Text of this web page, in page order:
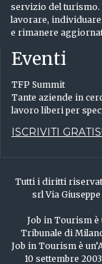
servizio del turismo.
lavorare,
e rimanere
Eventi
TFP Summit
Tante aziende in
lavoro liberi per
ISCRIVITI GRATIS!
Tutti i diritti
srl Via
Job in Tourism
Tribunale di
Job in Tourism è
10 settembre